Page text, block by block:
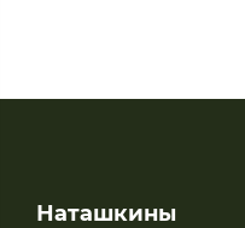
Наташкины